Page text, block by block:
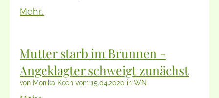
Mehr...
Mutter starb im Brunnen -
Angeklagter schweigt zunächst
von Monika Koch vom 15.04.2020 in WN